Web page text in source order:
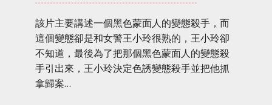
該片主要講述一個黑色蒙面人的變態殺手，而
這個變態卻是和女警王小玲很熟的，王小玲卻
不知道，最後為了把那個黑色蒙面人的變態殺
手引出來，王小玲決定色誘變態殺手並把他抓
拿歸案…